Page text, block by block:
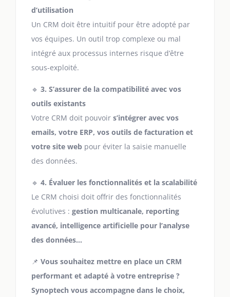
d’utilisation
Un CRM doit être intuitif pour être adopté par
vos équipes. Un outil trop complexe ou mal
intégré aux processus internes risque d’être
sous-exploité.
🔹 3. S’assurer de la compatibilité avec vos
outils existants
Votre CRM doit pouvoir s’intégrer avec vos
emails, votre ERP, vos outils de facturation et
votre site web pour éviter la saisie manuelle
des données.
🔹 4. Évaluer les fonctionnalités et la scalabilité
Le CRM choisi doit offrir des fonctionnalités
évolutives : gestion multicanale, reporting
avancé, intelligence artificielle pour l’analyse
des données…
📌 Vous souhaitez mettre en place un CRM
performant et adapté à votre entreprise ?
Synoptech vous accompagne dans le choix,